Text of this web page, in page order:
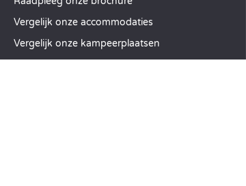
Vergelijk onze accommodaties
Vergelijk onze kampeerplaatsen